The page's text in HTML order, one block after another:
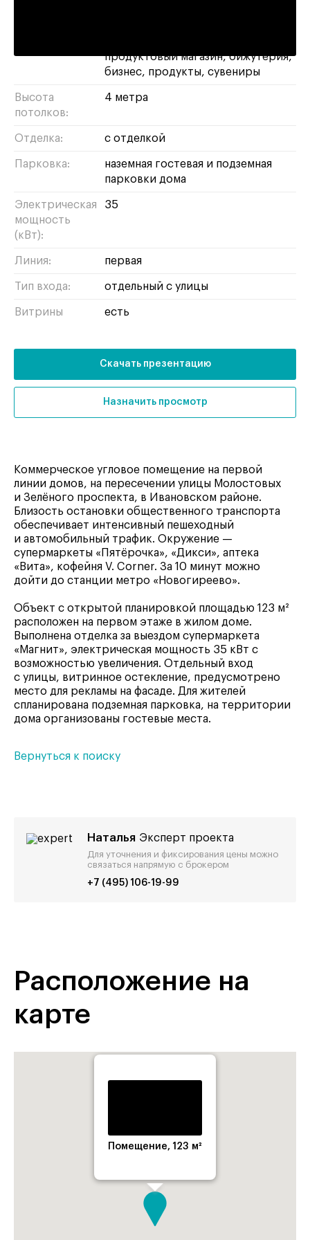
продуктовый магазин бижутерия
бизнес
продукты сувениры
Высота
потолков:
4 метра
Отделка: с отделкой
Парковка:
наземная гостевая и подземная
парковки дома
Электрическая
мощность
(кВт):
35
Линия: первая
Тип входа: отдельный с улицы
Витрины есть
Скачать презентацию
Назначить просмотр
Коммерческое угловое помещение на первой
линии домов, на пересечении улицы Молостовых
и Зелёного проспекта, в Ивановском районе.
Близость остановки общественного транспорта
обеспечивает интенсивный пешеходный
и автомобильный трафик. Окружение —
супермаркеты «Пятёрочка», «Дикси», аптека
«Вита», кофейня V. Corner. За 10 минут можно
дойти до станции метро «Новогиреево».
Объект с открытой планировкой площадью 123 м²
расположен на первом этаже в жилом доме.
Выполнена отделка за выездом супермаркета
«Магнит», электрическая мощность 35 кВт с
возможностью увеличения. Отдельный вход
с улицы, витринное остекление, предусмотрено
место для рекламы на фасаде. Для жителей
спланирована подземная парковка, на территории
дома организованы гостевые места.
Вернуться к поиску
Наталья Эксперт проекта
Для уточнения и фиксирования цены можно
связаться напрямую с брокером
+7 (495) 106-19-99
Расположение на
карте
Помещение, 123 м²